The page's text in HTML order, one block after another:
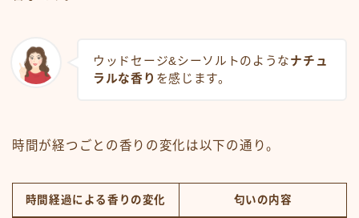
ウッドセージ&シーソルトのようなナチュ
ラルな香り を感じます。
時間が経つごとの香りの変化は以下の通り。
時間経過による香りの変化 匂いの内容